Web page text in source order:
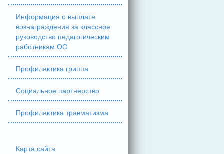
Информация о выплате
вознаграждения за классное
руководство педагогическим
работникам ОО
Профилактика гриппа
Социальное партнерство
Профилактика травматизма
Карта сайта